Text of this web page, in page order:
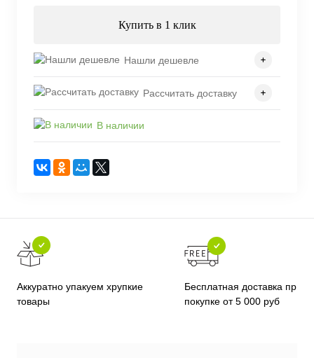
Купить в 1 клик
Нашли дешевле
Рассчитать доставку
В наличии
Аккуратно упакуем хрупкие
товары
Бесплатная доставка при
покупке от 5 000 руб